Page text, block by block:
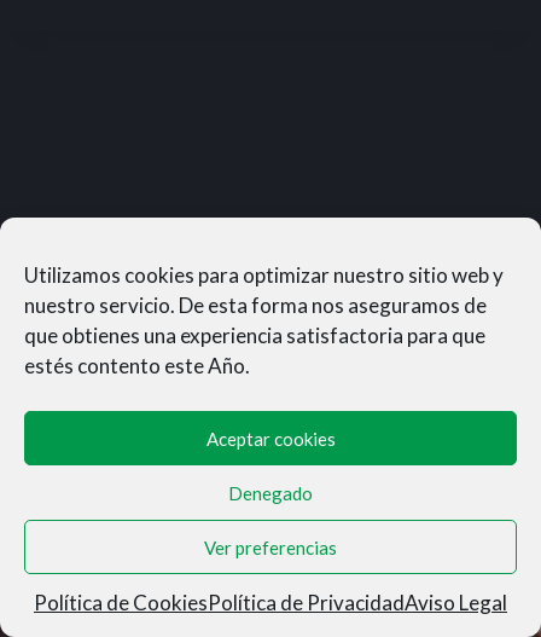
Utilizamos cookies para optimizar nuestro sitio web y
nuestro servicio. De esta forma nos aseguramos de
que obtienes una experiencia satisfactoria para que
estés contento este Año.
Aceptar cookies
Denegado
Ver preferencias
Política de CookiesPolítica de PrivacidadAviso Legal
MUNERASONG®- © 2026
Aviso Legal|Privacidad|Condiciones de Venta|
Cookies